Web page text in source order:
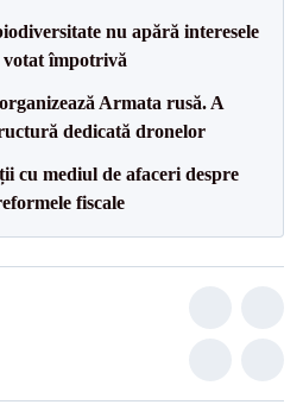
nu apără interesele
împotrivă
Armata rusă. A
dedicată dronelor
cu mediul de afaceri despre
fiscale